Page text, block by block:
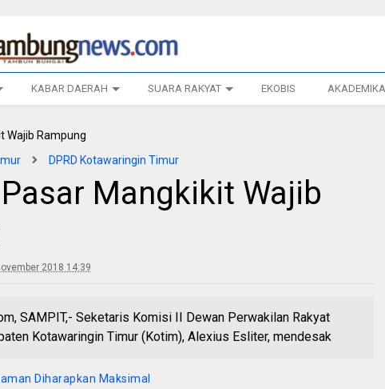
KABAR DAERAH SUARA RAKYAT EKOBIS AKADEMIKA
DPRD Kotawaringin Timur
Mangkikit Wajib
2018 14:39
SAMPIT,- Seketaris Komisi II Dewan Perwakilan Rakyat
Kotawaringin Timur (Kotim), Alexius Esliter, mendesak
Diharapkan Maksimal